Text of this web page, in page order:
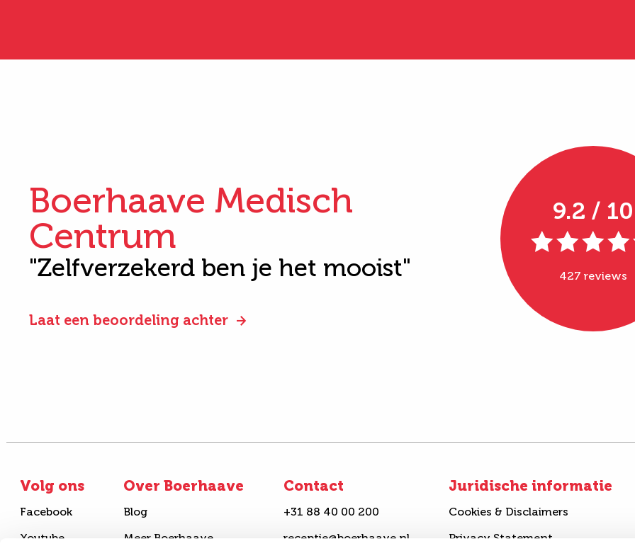
Boerhaave Medisch
Centrum
"Zelfverzekerd ben je het mooist"
9.2 / 10
427 reviews
Laat een beoordeling achter
Volg ons
Facebook
Youtube
Over Boerhaave
Blog
Meer Boerhaave
Contact
+31 88 40 00 200
receptie@boerhaave.nl
Juridische informatie
Cookies & Disclaimers
Privacy Statement